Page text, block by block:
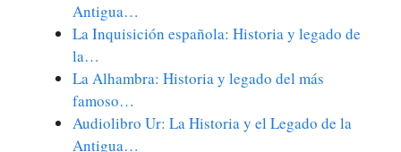
Antigua…
La Inquisición española: Historia y legado de
la…
La Alhambra: Historia y legado del más
famoso…
Audiolibro Ur: La Historia y el Legado de la
Antigua…